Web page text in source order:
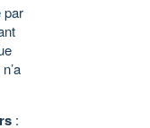
par
: